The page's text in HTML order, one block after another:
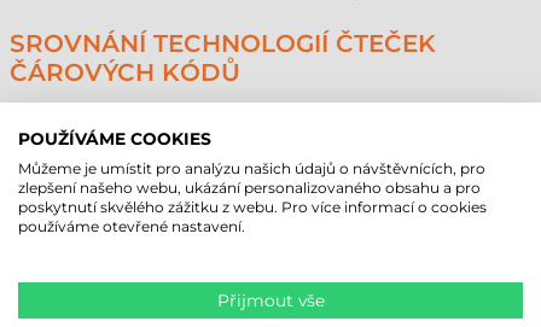
SROVNÁNÍ TECHNOLOGIÍ ČTEČEK
ČÁROVÝCH KÓDŮ
Technologie
kódy
obrazovky
Laserový
skener
1D ne
Obchod,
kancelář
lineární
čtení
1D Linear
1D ano
Lehký
Žádné
2D Area
ano
Logistika,
výroba
Čtení v
směru
POUŽÍVÁME COOKIES
Můžeme je umístit pro analýzu našich údajů o návštěvnících, pro
zlepšení našeho webu, ukázání personalizovaného obsahu a pro
poskytnutí skvělého zážitku z webu. Pro více informací o cookies
používáme otevřené nastavení.
Přijmout vše